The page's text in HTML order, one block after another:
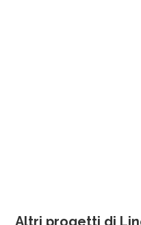
Altri progetti di